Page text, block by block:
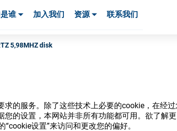
的服务。除了这些技术上必要的cookie，在经
的设置，本网站并非所有功能都可用。欲了解
设置”来访问和更改您的偏好。
谁 加入我们 资源 联系我们
5,98MHZ disk